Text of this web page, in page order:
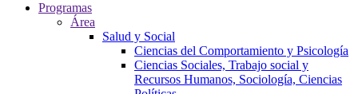
Programas
Área
Salud y Social
Ciencias del Comportamiento y Psicología
Ciencias Sociales, Trabajo social y
Recursos Humanos, Sociología, Ciencias